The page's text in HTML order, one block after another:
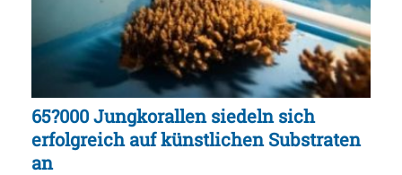
65?000 Jungkorallen siedeln sich
erfolgreich auf künstlichen Substraten
an